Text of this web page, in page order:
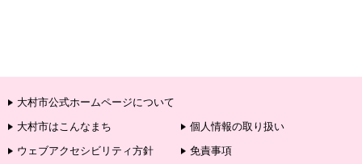
大村市公式ホームページについて
大村市はこんなまち
個人情報の取り扱い
ウェブアクセシビリティ方針
免責事項